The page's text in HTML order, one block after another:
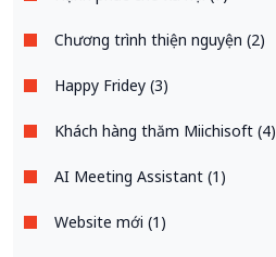
Chương trình thiện nguyện (2)
Happy Fridey (3)
Khách hàng thăm Miichisoft (4)
AI Meeting Assistant (1)
Website mới (1)